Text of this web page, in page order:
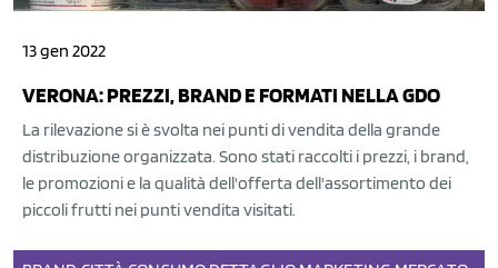
13 gen 2022
VERONA: PREZZI, BRAND E FORMATI NELLA GDO
La rilevazione si è svolta nei punti di vendita della grande
distribuzione organizzata. Sono stati raccolti i prezzi, i brand,
le promozioni e la qualità dell'offerta dell'assortimento dei
piccoli frutti nei punti vendita visitati.